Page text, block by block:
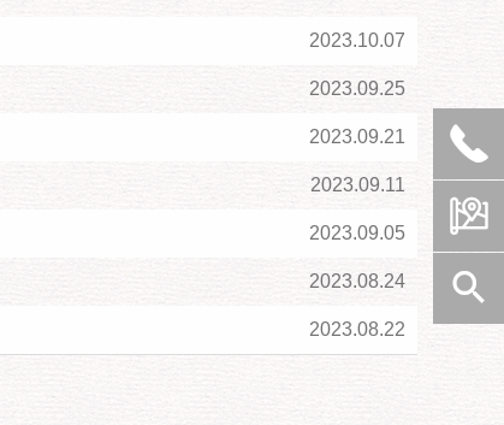



2023.10.07
2023.09.25
2023.09.21
2023.09.11
2023.09.05
2023.08.24
2023.08.22